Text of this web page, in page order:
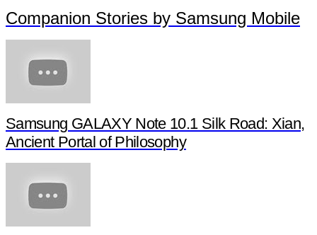
Companion Stories by Samsung Mobile
Samsung GALAXY Note 10.1 Silk Road: Xian,
Ancient Portal of Philosophy